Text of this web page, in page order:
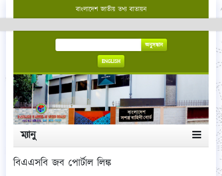
বাংলাদেশ জাতীয় তথ্য বাতায়ন
অনুসন্ধান
ENGLISH
ম্যানু
বিএএসবি জব পোর্টাল লিঙ্ক